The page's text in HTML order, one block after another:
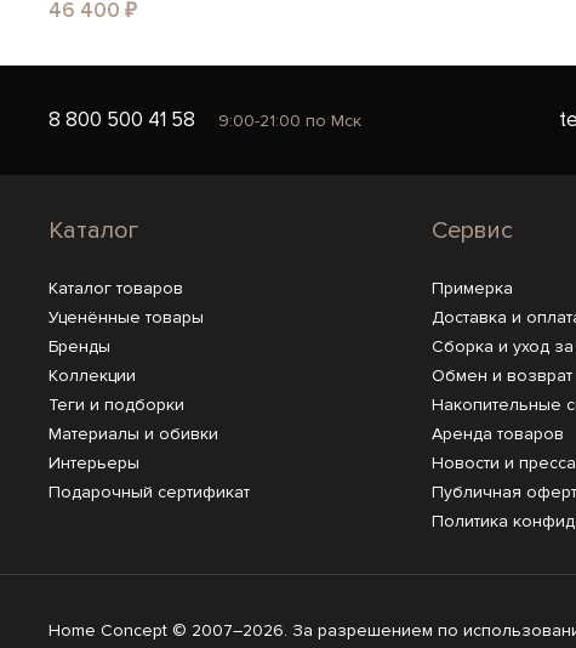
46 400 ₽
8 800 500 41 58 9:00-21:00 по Мск
Каталог
Каталог товаров
Уценённые товары
Бренды
Коллекции
Теги и подборки
Материалы и обивки
Интерьеры
Подарочный сертификат
Сервис
Примерка
Доставка и
Сборка и уход
Обмен и возврат
Накопительные
Аренда товаров
Новости и пресса
Публичная
Политика
Home Concept © 2007–2026. За разрешением по